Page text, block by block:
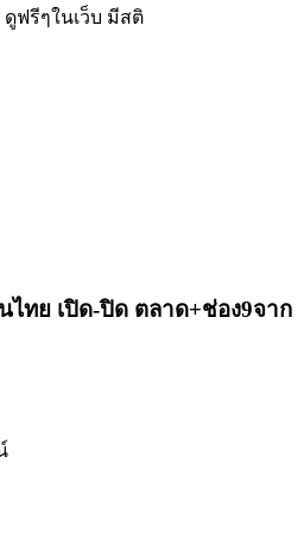
ดูฟรีๆในเว็บ มีสติ
ไทย เปิด-ปิด ตลาด+ช่อง9จาก